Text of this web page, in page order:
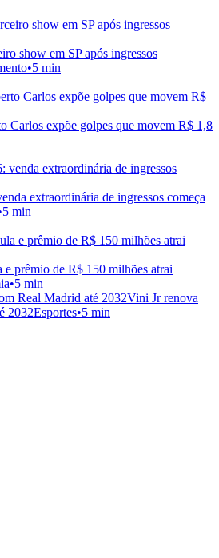
show em SP após ingressos
•5 min
Carlos expõe golpes que movem R$ 1,8
extraordinária de ingressos começa
5 min
e prêmio de R$ 150 milhões atrai
•5 min
Vini Jr renova
2032Esportes•5 min